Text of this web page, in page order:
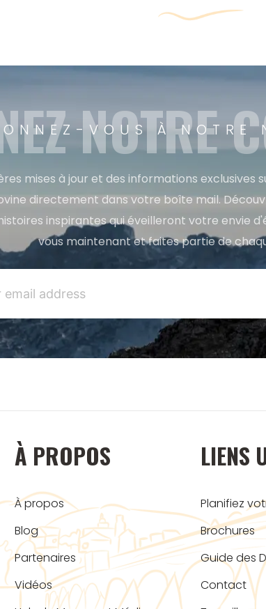
VOUS À NOTRE
NOTRE
mises à jour et des informations exclusives
directement dans votre boîte mail.
inspirantes qui éveilleront votre envie
vous maintenant et faites partie de
À PROPOS
À propos
Blog
Partenaires
Vidéos
LIENS
Planifiez
Brochures
Guide des
Contact